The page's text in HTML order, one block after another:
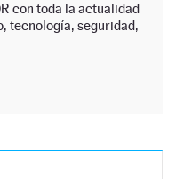
con toda la actualidad
tecnología, seguridad,